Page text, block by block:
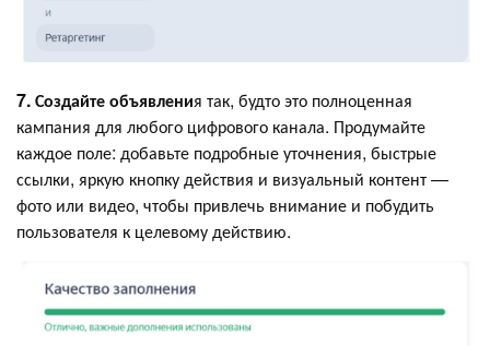
7. Создайте объявления так, будто это полноценная
кампания для любого цифрового канала. Продумайте
каждое поле: добавьте подробные уточнения, быстрые
ссылки, яркую кнопку действия и визуальный контент —
фото или видео, чтобы привлечь внимание и побудить
пользователя к целевому действию.